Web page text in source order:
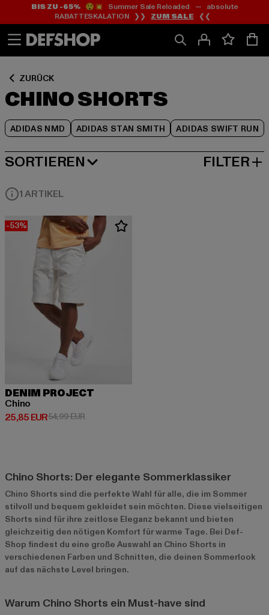
Zum
Inhalt
springen
Zum
Fußzeile
springen
BIS ZU -65%😲💥 Summer Sale Reloaded — absolute
RABATTESKALATION ❯❯ ZUM SALE ❮❮
ZURÜCK
CHINO SHORTS
ADIDAS NMD ADIDAS STAN SMITH ADIDAS SWIFT RUN
Zum
Produktraster
springen
SORTIEREN
BELIEBTESTE FILTER
1 ARTIKEL
-53%
DENIM PROJECT
Chino
25,85 EUR
Derzeitiger Preis: 25,85 EUR
54,99 EURAktionspreis: 54,99 EUR
Chino Shorts: Der elegante Sommerklassiker
Chino Shorts sind die perfekte Wahl für alle, die im Sommer
stilvoll und bequem gekleidet sein möchten. Diese vielseitigen
Shorts sind für ihre zeitlose Eleganz bekannt und bieten
gleichzeitig den nötigen Komfort für warme Tage. Bei Def-
Shop findest du eine große Auswahl an Chino Shorts in
verschiedenen Farben und Schnitten, die deinen Sommerlook
auf das nächste Level bringen.
Warum Chino Shorts ein Must-have sind